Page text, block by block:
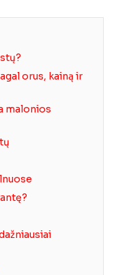
orus, kainą ir
malonios